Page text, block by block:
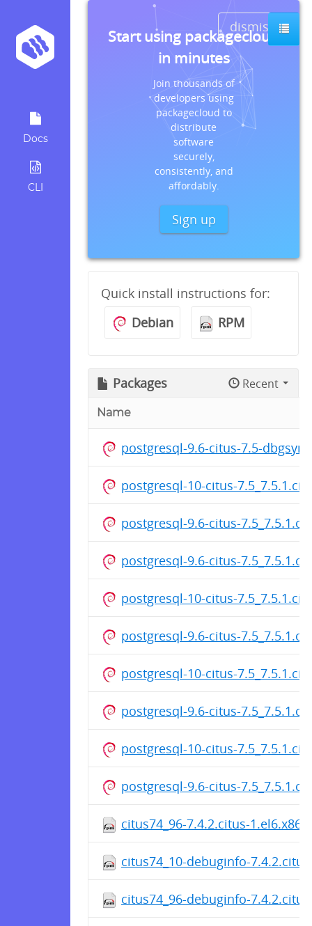
Docs
CLI
dismiss
Start using packagecloud
in minutes
Join thousands of
developers using
packagecloud to
distribute
software
securely,
consistently, and
affordably.
Sign up
Quick install instructions for:
Debian
RPM
Packages Recent
Name
postgresql-9.6-citus-7.5-
postgresql-10-citus-
postgresql-9.6-citus-
postgresql-9.6-citus-
postgresql-10-citus-
postgresql-9.6-citus-
postgresql-10-citus-
postgresql-9.6-citus-
postgresql-10-citus-
postgresql-9.6-citus-
citus74_96-7.4.2.citus-
citus74_10-debuginfo-
citus74_96-debuginfo-